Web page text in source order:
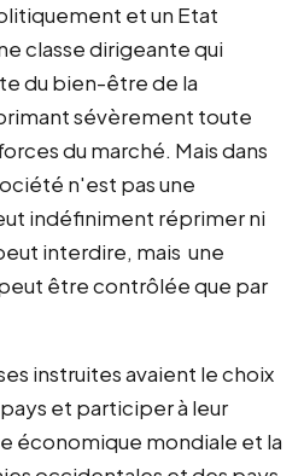
et un Etat
classe dirigeante qui
du bien-être de la
sévèrement toute
du marché. Mais dans
n'est pas une
indéfiniment réprimer ni
interdire, mais une
être contrôlée que par
instruites avaient le choix
et participer à leur
économique mondiale et la